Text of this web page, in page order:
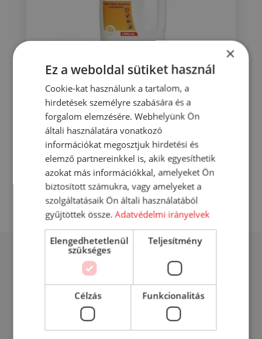
Dymosept fertőtlenítő tisztítószer
citrom illatú 1500 ml
1 228Ft
KOSÁRBA
RÉSZLETEK
Mások éppen ezt nézik...
×
Ez a weboldal sütiket használ
Cookie-kat használunk a tartalom, a
hirdetések személyre szabására és a
forgalom elemzésére. Webhelyünk Ön
általi használatára vonatkozó
információkat megosztjuk hirdetési és
elemző partnereinkkel is, akik egyesíthetik
azokat más információkkal, amelyeket Ön
biztosított számukra, vagy amelyeket a
szolgáltatásaik Ön általi használatából
gyűjtöttek össze.Adatvédelmi irányelvek
Elengedhetetlenül
szükséges
Teljesítmény
Célzás Funkcionalitás